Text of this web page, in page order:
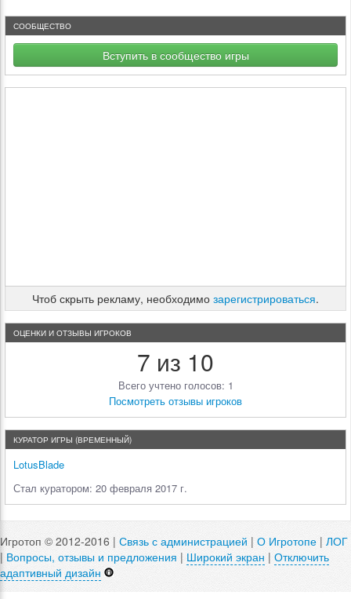
СООБЩЕСТВО
Вступить в сообщество игры
Чтоб скрыть рекламу, необходимо зарегистрироваться.
ОЦЕНКИ И ОТЗЫВЫ ИГРОКОВ
7 из 10
Всего учтено голосов: 1
Посмотреть отзывы игроков
КУРАТОР ИГРЫ (ВРЕМЕННЫЙ)
LotusBlade
Стал куратором: 20 февраля 2017 г.
Игротоп © 2012-2016 | Связь с администрацией | О Игротопе | ЛОГ
| Вопросы, отзывы и предложения | Широкий экран | Отключить
адаптивный дизайн